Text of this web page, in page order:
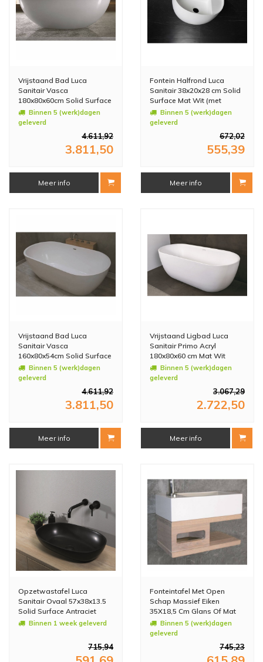
Vrijstaand Bad Luca
Sanitair Vasca
180x80x60cm Solid Surface
Mat Wit
Binnen 5 (werk)dagen
geleverd
4.611,92
3.811,50
Meer info
Fontein Halfrond Luca
Sanitair 38x20x28 cm Solid
Surface Mat Wit (met
afvoer, zonder kraangat)
Binnen 5 (werk)dagen
geleverd
672,02
555,39
Meer info
Vrijstaand Bad Luca
Sanitair Vasca
160x80x54cm Solid Surface
Mat Wit
Binnen 5 (werk)dagen
geleverd
4.611,92
3.811,50
Meer info
Vrijstaand Ligbad Luca
Sanitair Primo Acryl
180x80x60 cm Mat Wit
(inclusief afvoer en sifon)
Binnen 5 (werk)dagen
geleverd
3.067,29
2.722,50
Meer info
Opzetwastafel Luca
Sanitair Ovaal 57x38x13.5
Solid Surface Antraciet
Binnen 1 week geleverd
715,94
Fonteintafel Met Open
Schap Massief Eiken
35X18,5 Cm Glans Of Mat
Wit (Kraangat Links Of
Rechts)
Binnen 5 (werk)dagen
geleverd
745,23